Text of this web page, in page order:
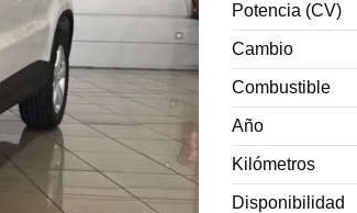
Potencia (CV)
Cambio
Combustible
Año
Kilómetros
Disponibilidad